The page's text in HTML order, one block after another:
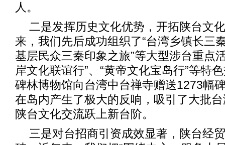
人。
二是发挥历史文化优势，开拓陕台文
来，我们先后成功组织了“台湾乡镇长三
基层民众三秦印象之旅”等大型涉台重点
岸文化联谊行”、“黄帝文化宝岛行”等特
碑林博物馆向台湾中台禅寺赠送1273幅
在岛内产生了极大的反响，吸引了大批
陕台文化交流跃上新台阶。
三是对台招商引资成效显著，陕台经